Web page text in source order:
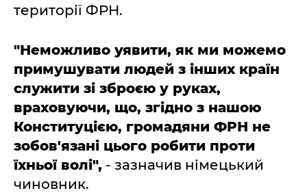
території ФРН.
"Неможливо уявити, як ми можемо
примушувати людей з інших країн
служити зі зброєю у руках,
враховуючи, що, згідно з нашою
Конституцією, громадяни ФРН не
зобов'язані цього робити проти
їхньої волі", - зазначив німецький
чиновник.